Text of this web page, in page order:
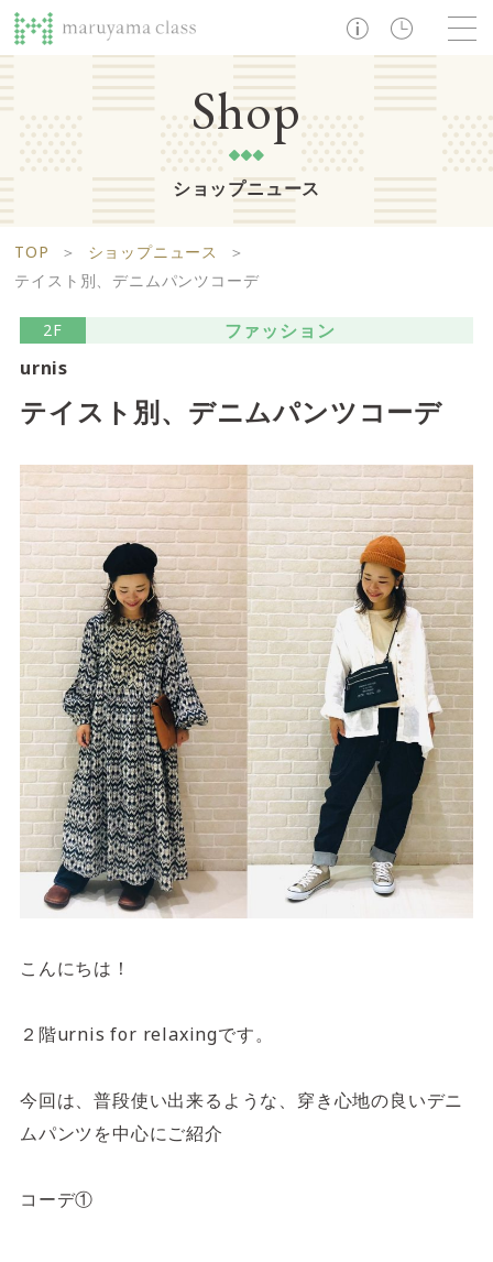
TOP
ショップ レストラン・カフェ ショップニュース
イベント・お知らせ 施設案内
Zooっと割
求人情報
サイトご利用にあたって
サイトマップ
閉じる
Life support floor
ライフサポートフロア
営業時間 10:00 ~ 20:00
1F Food boutique floor
営業時間 10:00 ~ 20:00
※一部店舗は営業時間が異なります。
2F Fashion & Life style floor
ファッション＆ライフスタイルフロア
営業時間 10:00 ~ 20:00
3F Service & Beauty & Restaurant
floor
サービス＆ビューティー＆レストランフロア
営業時間 10:00 ~ 22:00
フィジカルケアフロア
営業時間 10:00 ~ 23:00
Shop
ショップニュース
TOP ＞ ショップニュース
＞
テイスト別、デニムパンツコーデ
2F
ファッション
urnis
テイスト別、デニムパンツコーデ
こんにちは！
２階urnis for relaxingです。
今回は、普段使い出来るような、穿き心地の良いデニ
ムパンツを中心にご紹介
コーデ①